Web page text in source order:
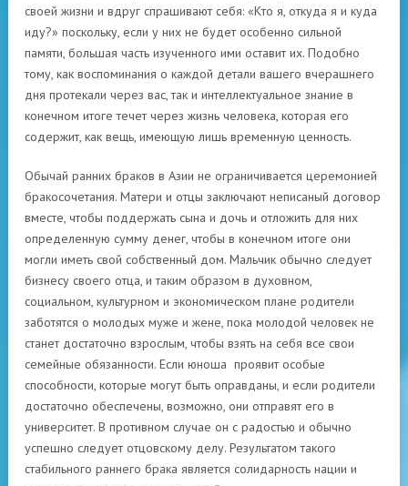
своей жизни и вдруг спрашивают себя: «Кто я, откуда я и куда
иду?» поскольку, если у них не будет особенно сильной
памяти, большая часть изученного ими оставит их. Подобно
тому, как воспоминания о каждой детали вашего вчерашнего
дня протекали через вас, так и интеллектуальное знание в
конечном итоге течет через жизнь человека, которая его
содержит, как вещь, имеющую лишь временную ценность.
Обычай ранних браков в Азии не ограничивается церемонией
бракосочетания. Матери и отцы заключают неписаный договор
вместе, чтобы поддержать сына и дочь и отложить для них
определенную сумму денег, чтобы в конечном итоге они
могли иметь свой собственный дом. Мальчик обычно следует
бизнесу своего отца, и таким образом в духовном,
социальном, культурном и экономическом плане родители
заботятся о молодых муже и жене, пока молодой человек не
станет достаточно взрослым, чтобы взять на себя все свои
семейные обязанности. Если юноша проявит особые
способности, которые могут быть оправданы, и если родители
достаточно обеспечены, возможно, они отправят его в
университет. В противном случае он с радостью и обычно
успешно следует отцовскому делу. Результатом такого
стабильного раннего брака является солидарность нации и